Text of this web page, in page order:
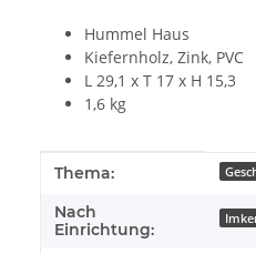
Hummel Haus
Kiefernholz, Zink, PVC
L 29,1 x T 17 x H 15,3
1,6 kg
Produkteigenschaft
Wert
Thema:
Nach
Einrichtung: